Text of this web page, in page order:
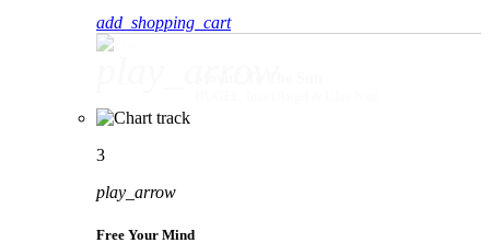
add_shopping_cart
3
play_arrow
Free Your Mind